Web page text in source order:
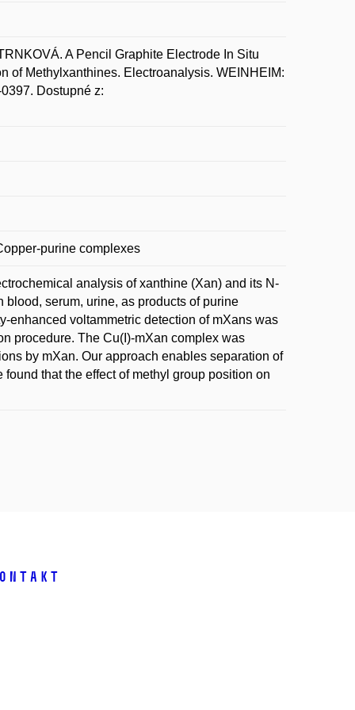
A Pencil Graphite Electrode In Situ
of Methylxanthines. Electroanalysis. WEINHEIM:
Dostupné z:
purine complexes
analysis of xanthine (Xan) and its N-
serum, urine, as products of purine
enhanced voltammetric detection of mXans was
procedure. The Cu(I)-mXan complex was
by mXan. Our approach enables separation of
that the effect of methyl group position on